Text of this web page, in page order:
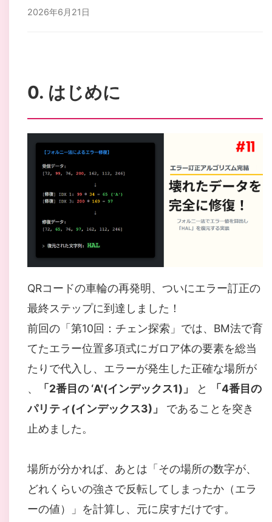
2026年6月21日
0. はじめに
QRコードの車輪の再発明、ついにエラー訂正の
最終ステップに到達しました！
前回の「第10回：チェン探索」では、BM法で育
てたエラー位置多項式にガロア体の要素を総当
たりで代入し、エラーが発生した正確な場所が
、
「2番目の ‘A'(インデックス1)」 と
「4番目の
パリティ(インデックス3)」
であることを突き
止めました。
場所が分かれば、あとは「その場所の数字が、
どれくらいの強さで反転してしまったか（エラ
ーの値）」を計算し、元に戻すだけです。